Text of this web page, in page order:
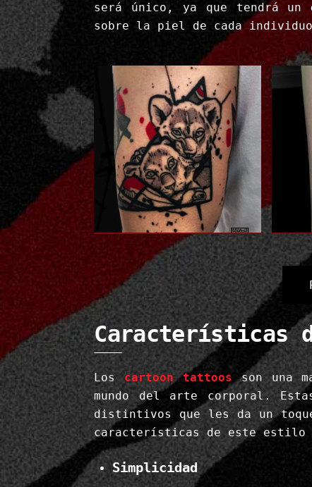
será único, ya que tendrá un
sobre la piel de cada
Características
Loscartoon tattoos son una
mundo del arte corporal.
distintivos que les da un
características de este estilo
Simplicidad